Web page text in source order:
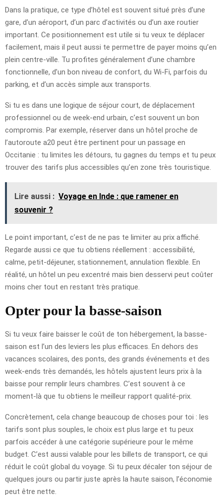
Dans la pratique, ce type d’hôtel est souvent situé près d’une
gare, d’un aéroport, d’un parc d’activités ou d’un axe routier
important. Ce positionnement est utile si tu veux te déplacer
facilement, mais il peut aussi te permettre de payer moins qu’en
plein centre-ville. Tu profites généralement d’une chambre
fonctionnelle, d’un bon niveau de confort, du Wi-Fi, parfois du
parking, et d’un accès simple aux transports.
Si tu es dans une logique de séjour court, de déplacement
professionnel ou de week-end urbain, c’est souvent un bon
compromis. Par exemple, réserver dans un hôtel proche de
l’autoroute a20 peut être pertinent pour un passage en
Occitanie : tu limites les détours, tu gagnes du temps et tu peux
trouver des tarifs plus accessibles qu’en zone très touristique.
Lire aussi : Voyage en Inde : que ramener en
souvenir ?
Le point important, c’est de ne pas te limiter au prix affiché.
Regarde aussi ce que tu obtiens réellement : accessibilité,
calme, petit-déjeuner, stationnement, annulation flexible. En
réalité, un hôtel un peu excentré mais bien desservi peut coûter
moins cher tout en restant très pratique.
Opter pour la basse-saison
Si tu veux faire baisser le coût de ton hébergement, la basse-
saison est l’un des leviers les plus efficaces. En dehors des
vacances scolaires, des ponts, des grands événements et des
week-ends très demandés, les hôtels ajustent leurs prix à la
baisse pour remplir leurs chambres. C’est souvent à ce
moment-là que tu obtiens le meilleur rapport qualité-prix.
Concrètement, cela change beaucoup de choses pour toi : les
tarifs sont plus souples, le choix est plus large et tu peux
parfois accéder à une catégorie supérieure pour le même
budget. C’est aussi valable pour les billets de transport, ce qui
réduit le coût global du voyage. Si tu peux décaler ton séjour de
quelques jours ou partir juste après la haute saison, l’économie
peut être nette.